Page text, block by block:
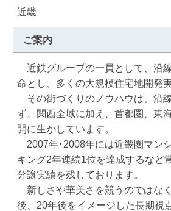
近畿
ご案内
近鉄グループの一員として、沿
命とし、多くの大規模住宅地開発
その街づくりのノウハウは、沿
ず、関西全域に加え、首都圏、東
開に生かしています。
2007年･2008年には近畿圏マン
キング2年連続1位を達成するなど
分譲実績を残しております。
新しさや華美さを競うのではな
後、20年後をイメージした長期視